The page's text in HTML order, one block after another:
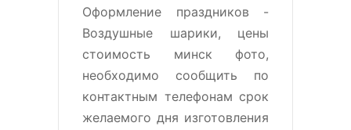
Оформление праздников -
Воздушные шарики, цены
стоимость минск фото,
необходимо сообщить по
контактным телефонам срок
желаемого дня изготовления